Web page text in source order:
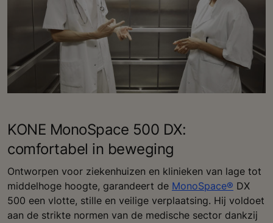
KONE MonoSpace 500 DX:
comfortabel in beweging
Ontworpen voor ziekenhuizen en klinieken van lage tot
middelhoge hoogte, garandeert de MonoSpace® DX
500 een vlotte, stille en veilige verplaatsing. Hij voldoet
aan de strikte normen van de medische sector dankzij